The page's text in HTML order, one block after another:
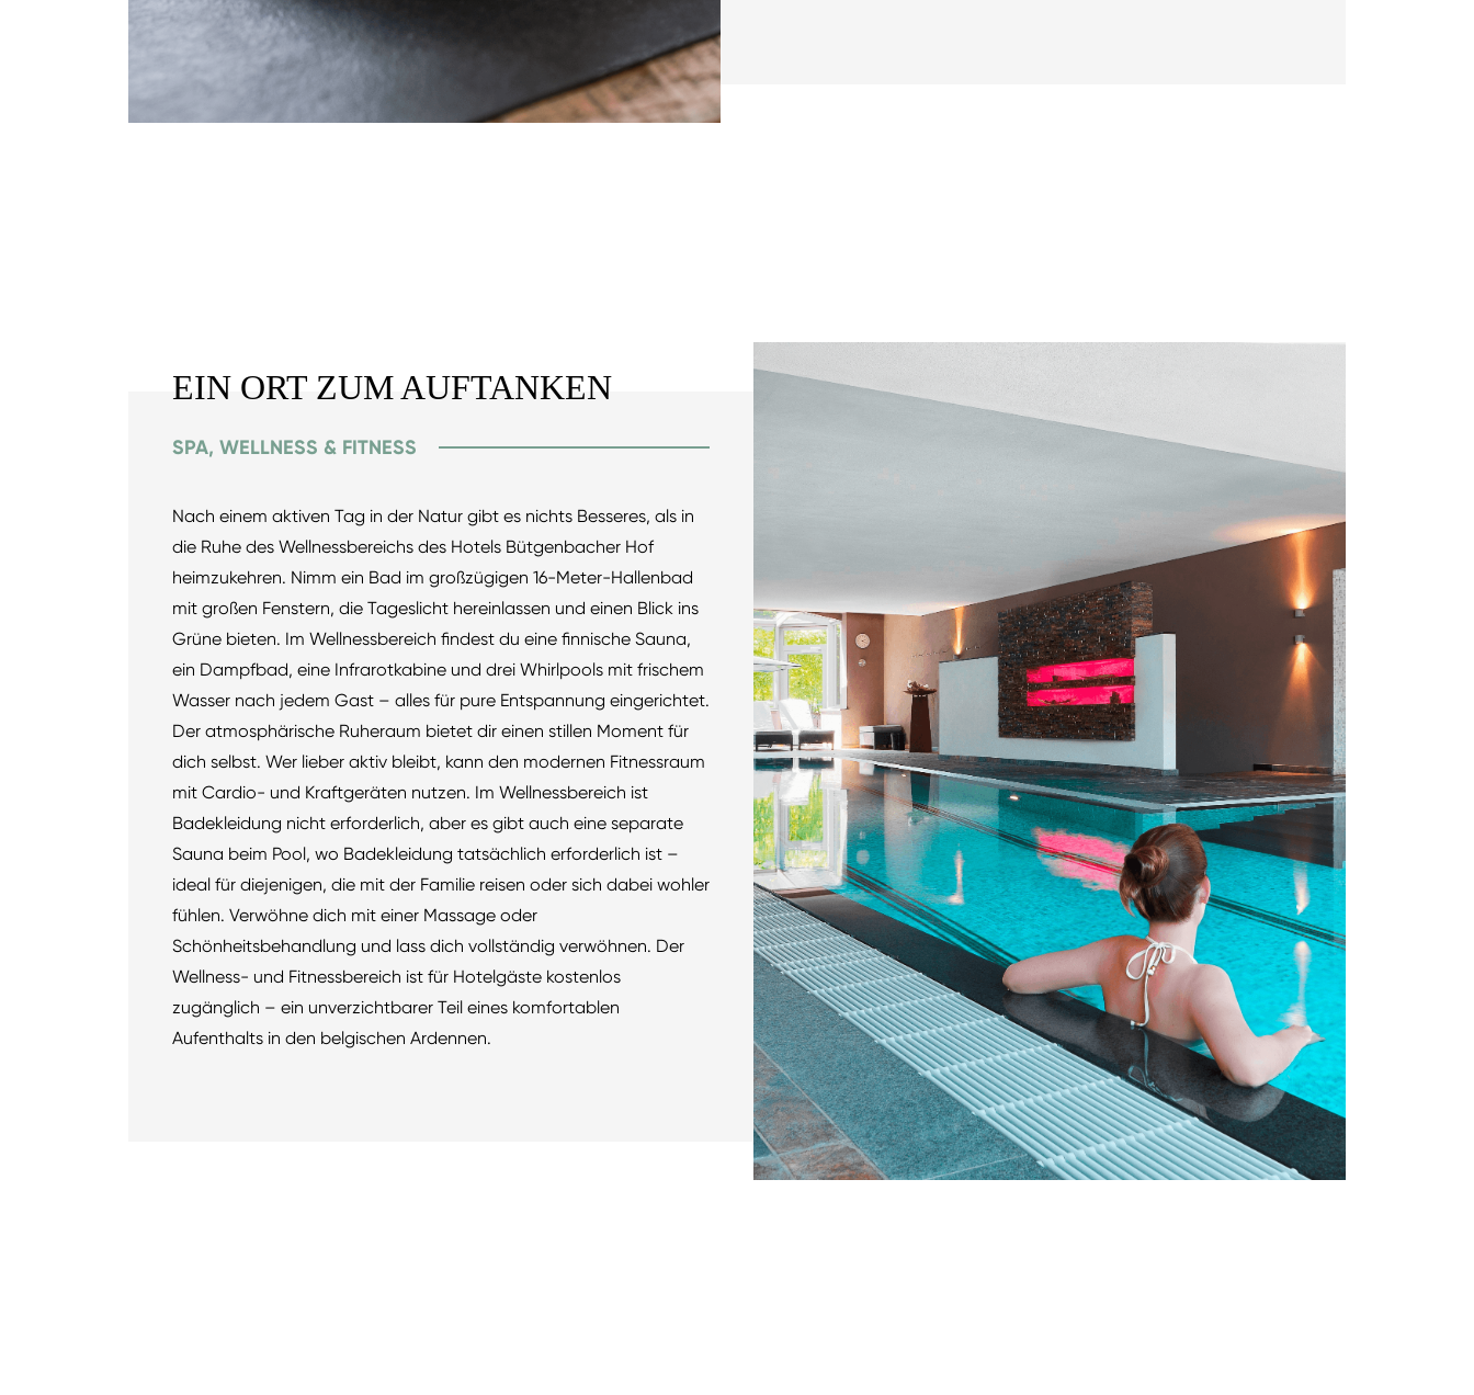
EIN ORT ZUM AUFTANKEN
SPA, WELLNESS & FITNESS
Nach einem aktiven Tag in der Natur gibt es nichts Besseres, als in
die Ruhe des Wellnessbereichs des Hotels Bütgenbacher Hof
heimzukehren. Nimm ein Bad im großzügigen 16-Meter-Hallenbad
mit großen Fenstern, die Tageslicht hereinlassen und einen Blick ins
Grüne bieten. Im Wellnessbereich findest du eine finnische Sauna,
ein Dampfbad, eine Infrarotkabine und drei Whirlpools mit frischem
Wasser nach jedem Gast – alles für pure Entspannung eingerichtet.
Der atmosphärische Ruheraum bietet dir einen stillen Moment für
dich selbst. Wer lieber aktiv bleibt, kann den modernen Fitnessraum
mit Cardio- und Kraftgeräten nutzen. Im Wellnessbereich ist
Badekleidung nicht erforderlich, aber es gibt auch eine separate
Sauna beim Pool, wo Badekleidung tatsächlich erforderlich ist –
ideal für diejenigen, die mit der Familie reisen oder sich dabei wohler
fühlen. Verwöhne dich mit einer Massage oder
Schönheitsbehandlung und lass dich vollständig verwöhnen. Der
Wellness- und Fitnessbereich ist für Hotelgäste kostenlos
zugänglich – ein unverzichtbarer Teil eines komfortablen
Aufenthalts in den belgischen Ardennen.